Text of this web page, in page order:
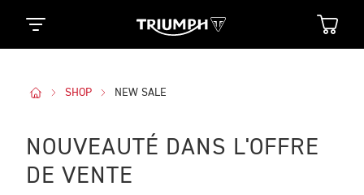
SHOP NEW SALE
NOUVEAUTÉ DANS L'OFFRE
DE VENTE